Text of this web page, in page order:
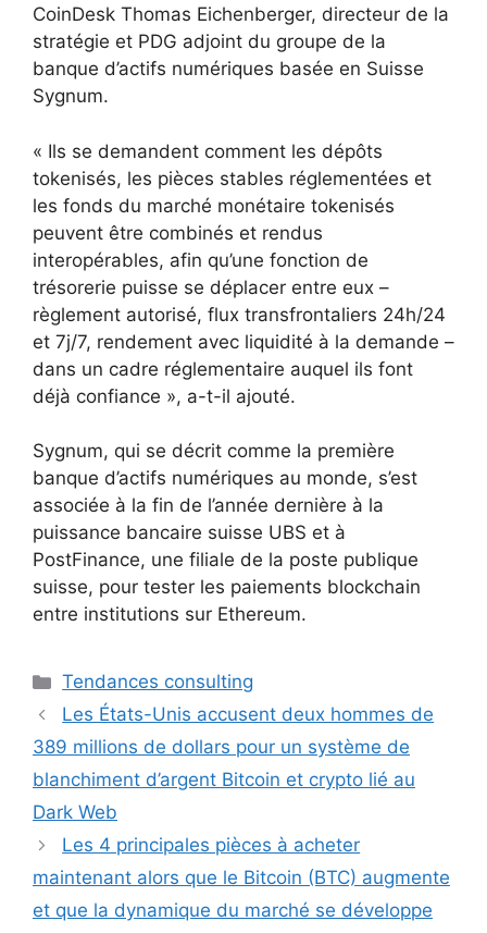
CoinDesk Thomas Eichenberger, directeur de la
stratégie et PDG adjoint du groupe de la
banque d’actifs numériques basée en Suisse
Sygnum.
« Ils se demandent comment les dépôts
tokenisés, les pièces stables réglementées et
les fonds du marché monétaire tokenisés
peuvent être combinés et rendus
interopérables, afin qu’une fonction de
trésorerie puisse se déplacer entre eux –
règlement autorisé, flux transfrontaliers 24h/24
et 7j/7, rendement avec liquidité à la demande –
dans un cadre réglementaire auquel ils font
déjà confiance », a-t-il ajouté.
Sygnum, qui se décrit comme la première
banque d’actifs numériques au monde, s’est
associée à la fin de l’année dernière à la
puissance bancaire suisse UBS et à
PostFinance, une filiale de la poste publique
suisse, pour tester les paiements blockchain
entre institutions sur Ethereum.
Catégories
Tendances consulting
Les États-Unis accusent deux hommes de
389 millions de dollars pour un système de
blanchiment d’argent Bitcoin et crypto lié au
Dark Web
Les 4 principales pièces à acheter
maintenant alors que le Bitcoin (BTC) augmente
et que la dynamique du marché se développe